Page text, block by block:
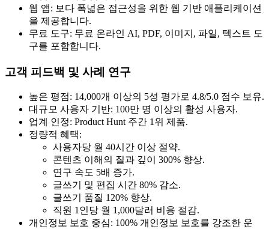
웹 앱: 보다 폭넓은 접근성을 위한 웹 기반 애플리케이션
을 제공합니다.
무료 도구: 무료 온라인 AI, PDF, 이미지, 파일, 텍스트 도
구를 포함합니다.
고객 피드백 및 사례 연구
높은 평점: 14,000개 이상의 5성 평가로 4.8/5.0 점수 보유.
대규모 사용자 기반: 100만 명 이상의 활성 사용자.
업계 인정: Product Hunt 주간 1위 제품.
정량적 혜택:
사용자당 월 40시간 이상 절약.
콘텐츠 이해의 질과 깊이 300% 향상.
연구 속도 5배 증가.
글쓰기 및 편집 시간 80% 감소.
글쓰기 품질 120% 향상.
직원 1인당 월 1,000달러 비용 절감.
개인정보 보호 중심: 100% 개인정보 보호를 강조한 운